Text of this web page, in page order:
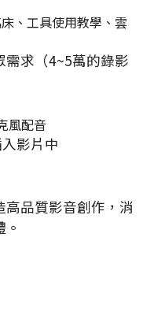
、工具使用教學、雲
求（4~5萬的錄影
風配音
影片中
品質影音創作，消